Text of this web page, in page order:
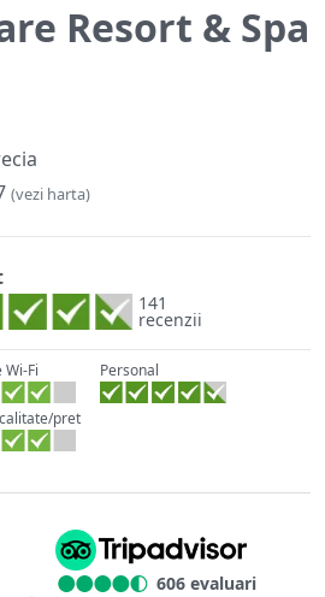
Resort & Spa
(vezi harta)
141
recenzii
Fi Personal
pret
606 evaluari